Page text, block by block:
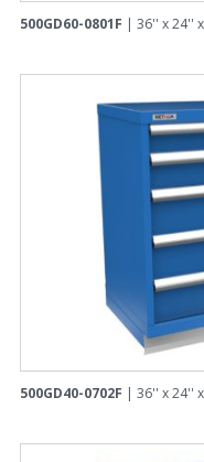
500GD60-0801F | 36'' x 24''
500GD40-0702F | 36'' x 24''